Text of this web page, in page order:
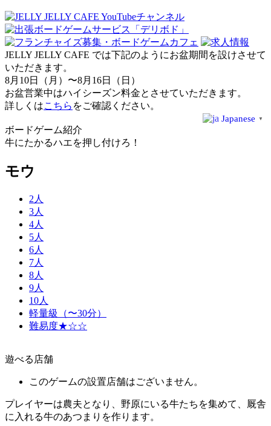
JELLY JELLY CAFE では下記のようにお盆期間を設けさせて
いただきます。
8月10日（月）〜8月16日（日）
お盆営業中はハイシーズン料金とさせていただきます。
詳しくはこちら をご確認ください。
Japanese ▼
ボードゲーム紹介
牛にたかるハエを押し付けろ！
モウ
2人
3人
4人
5人
6人
7人
8人
9人
10人
軽量級（〜30分）
難易度★☆☆
遊べる店舗
このゲームの設置店舗はございません。
プレイヤーは農夫となり、野原にいる牛たちを集めて、厩舎
に入れる牛のあつまりを作ります。